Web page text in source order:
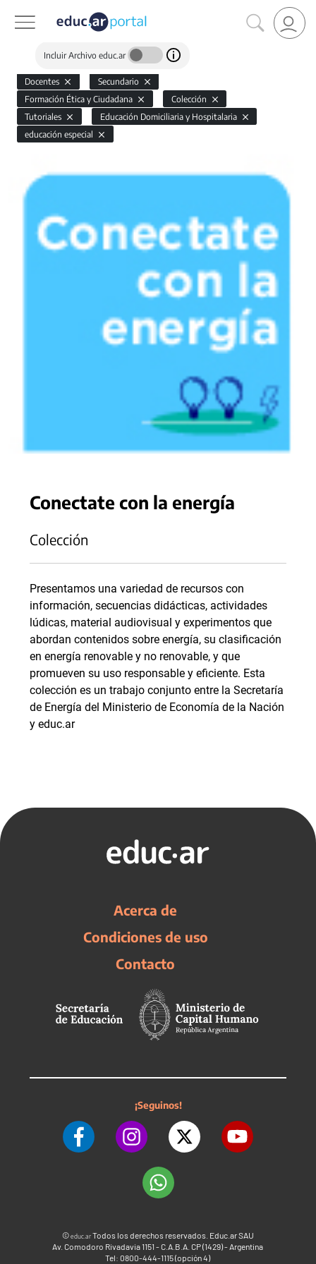
Incluir Archivo educ.ar
Docentes
Secundario
Formación Ética y Ciudadana
Colección
Tutoriales
Educación Domiciliaria y Hospitalaria
educación especial
Conectate con la energía
Colección
Presentamos una variedad de recursos con
información, secuencias didácticas, actividades
lúdicas, material audiovisual y experimentos que
abordan contenidos sobre energía, su clasificación
en energía renovable y no renovable, y que
promueven su uso responsable y eficiente. Esta
colección es un trabajo conjunto entre la Secretaría
de Energía del Ministerio de Economía de la Nación
y educ.ar
Acerca de
Condiciones de uso
Contacto
¡Seguinos!
©educ.arTodos los derechos reservados. Educ.ar SAU
Av. Comodoro Rivadavia 1151 - C.A.B.A. CP (1429) - Argentina
Tel: 0800-444-1115 (opción 4)